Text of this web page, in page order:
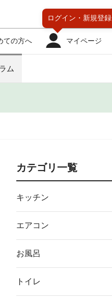
ての方へ マイページ
ログイン・ 新規登録
ム
カテゴリ一覧
キッチン
エアコン
お風呂
トイレ